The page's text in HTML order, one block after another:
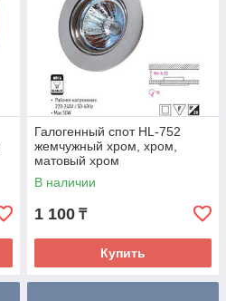
Галогенный спот HL-752
жемчужный хром, хром,
матовый хром
В наличии
1 100 ₸
Купить